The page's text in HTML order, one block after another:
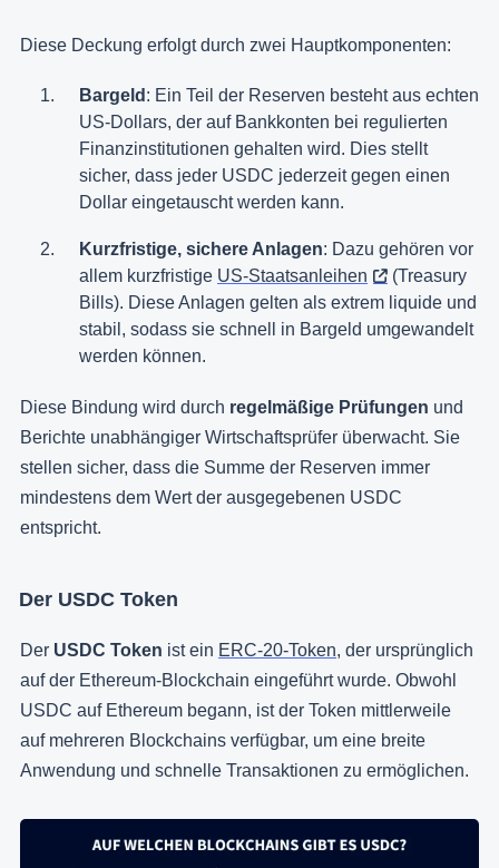
Diese Deckung erfolgt durch zwei Hauptkomponenten:
Bargeld : Ein Teil der Reserven besteht aus echten
US-Dollars, der auf Bankkonten bei regulierten
Finanzinstitutionen gehalten wird. Dies stellt
sicher, dass jeder USDC jederzeit gegen einen
Dollar eingetauscht werden kann.
Kurzfristige, sichere Anlagen: Dazu gehören vor
allem kurzfristige US-Staatsanleihen
(Treasury
Bills). Diese Anlagen gelten als extrem liquide und
stabil, sodass sie schnell in Bargeld umgewandelt
werden können.
Diese Bindung wird durch regelmäßige Prüfungen und
Berichte unabhängiger Wirtschaftsprüfer überwacht. Sie
stellen sicher, dass die Summe der Reserven immer
mindestens dem Wert der ausgegebenen USDC
entspricht.
Der USDC Token
Der USDC Token ist ein ERC-20-Token, der ursprünglich
auf der Ethereum-Blockchain eingeführt wurde. Obwohl
USDC auf Ethereum begann, ist der Token mittlerweile
auf mehreren Blockchains verfügbar, um eine breite
Anwendung und schnelle Transaktionen zu ermöglichen.